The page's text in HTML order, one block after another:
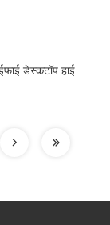
डेस्कटॉप हाई